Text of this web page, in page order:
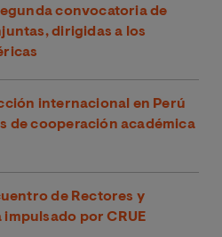
convocatoria de
dirigidas a los
internacional en Perú
de cooperación académica
de Rectores y
por CRUE